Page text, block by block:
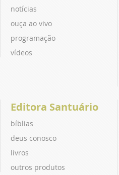
notícias
ouça ao vivo
programação
vídeos
Editora Santuário
bíblias
deus conosco
livros
outros produtos